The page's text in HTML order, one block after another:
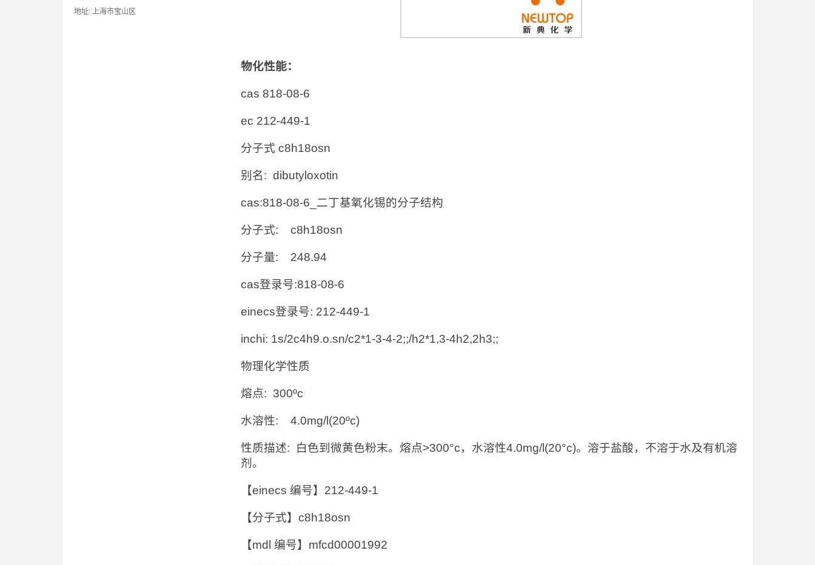
物化性能：
cas 818-08-6
ec 212-449-1
分子式 c8h18osn
别名: dibutyloxotin
cas:818-08-6_二丁基氧化锡的分子结构
分子式: c8h18osn
分子量: 248.94
cas登录号:818-08-6
einecs登录号: 212-449-1
inchi: 1s/2c4h9.o.sn/c2*1-3-4-2;;/h2*1,3-4h2,2h3;;
物理化学性质
熔点: 300ºc
水溶性: 4.0mg/l(20ºc)
性质描述: 白色到微黄色粉末。熔点>300°c，水溶性4.0mg/l(20°c)。溶于盐酸，不溶于水及有机溶
剂。
【einecs 编号】212-449-1
【分子式】c8h18osn
【mdl 编号】mfcd00001992
地址: 上海市宝山区